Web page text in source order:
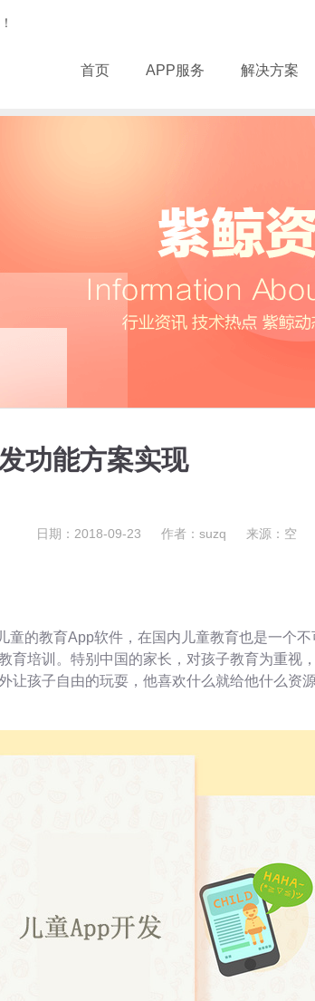
首页 APP服务 解决方案
功能方案实现
日期：2018-09-23 作者：suzq 来源：空
童的教育App软件，在国内儿童教育也是一个不
育培训。特别中国的家长，对孩子教育为重视
让孩子自由的玩耍，他喜欢什么就给他什么资